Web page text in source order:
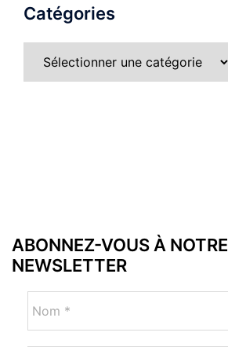
Catégories
ABONNEZ-VOUS À NOTRE
NEWSLETTER